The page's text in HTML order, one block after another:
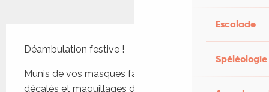
Escalade
Spéléologie
Déambulation festive !
Munis de vos masques farfelus, costumes
décalés et maquillages de fête, venez grossir les